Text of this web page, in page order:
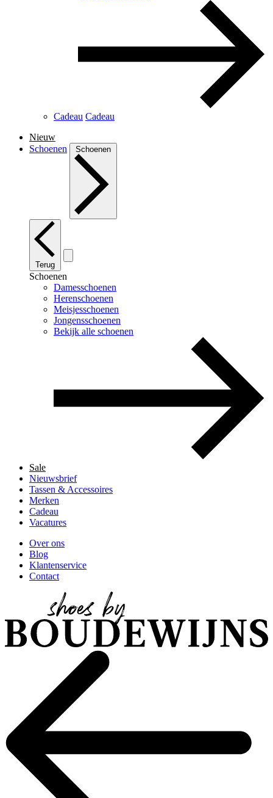
Cadeau Cadeau
Nieuw
Schoenen
Schoenen
Terug
Schoenen
Damesschoenen
Herenschoenen
Meisjesschoenen
Jongensschoenen
Bekijk alle schoenen
Sale
Nieuwsbrief
Tassen & Accessoires
Merken
Cadeau
Vacatures
Over ons
Blog
Klantenservice
Contact